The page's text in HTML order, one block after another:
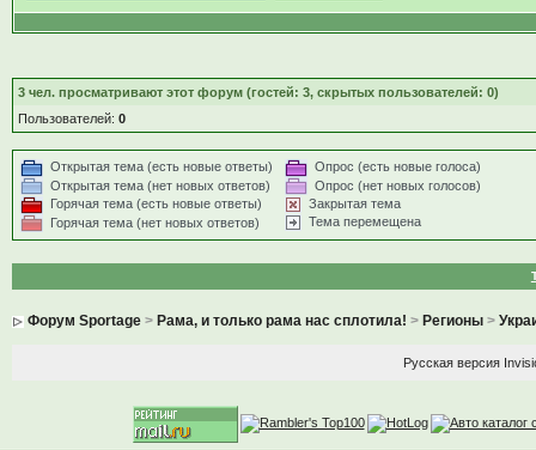
3чел. просматривают этот форум (гостей: 3, скрытых пользователей: 0)
Пользователей: 0
Открытая тема (есть новые ответы)
Открытая тема (нет новых ответов)
Горячая тема (есть новые ответы)
Горячая тема (нет новых ответов)
Опрос (есть новые голоса)
Опрос (нет новых голосов)
Закрытая тема
Тема перемещена
Форум Sportage> Рама, и только рама нас сплотила! > Регионы>
Русская версия